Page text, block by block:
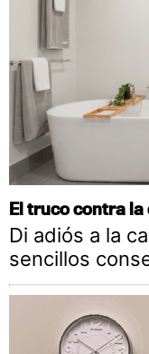
El truco contra la
Di adiós a la
sencillos